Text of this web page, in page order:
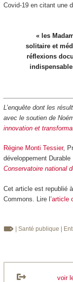
Covid-19 en citant une
« les
solitaire et
réflexions
L’enquête dont les
avec le soutien de
innovation et
Régine Monti Tessier,
développement
Conservatoire national
Cet article est republié
Commons. Lire l’article
| Santé publique |
voir